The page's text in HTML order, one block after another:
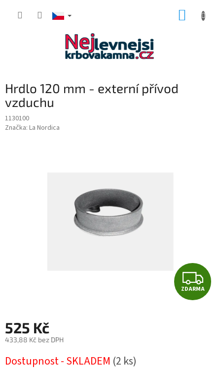
Hrdlo 120 mm - externí přívod
vzduchu
1130100
Značka: La Nordica
Z
D
ZDARMA
525 Kč
433,88 Kč bez DPH
cena:
Dostupnost - SKLADEM (2 ks)